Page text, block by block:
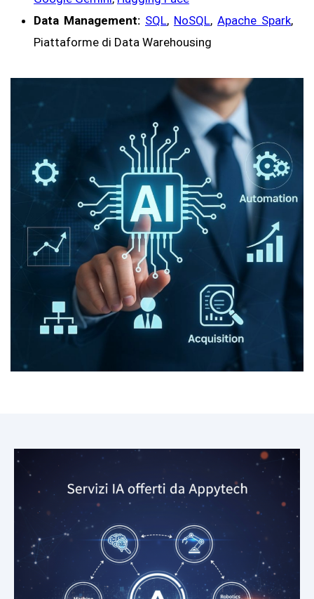
Data Management: SQL, NoSQL, Apache Spark,
Piattaforme di Data Warehousing